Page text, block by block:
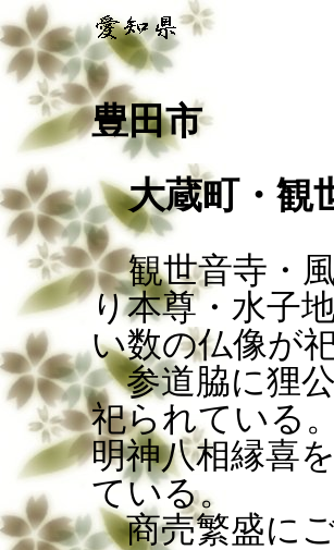
豊田市
大蔵町・観
観世音寺・
り本尊・水子
い数の仏像が
参道脇に狸公
祀られている
明神八相縁喜
ている。
商売繁盛にご